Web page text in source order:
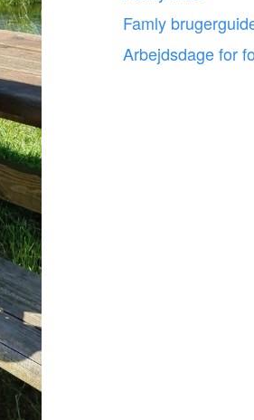
Famly
Arbejdsdage for